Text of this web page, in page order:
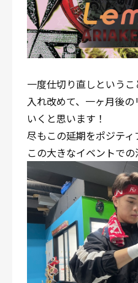
一度仕切り直しという
入れ改めて、一ヶ月後
いくと思います！
尽もこの延期をポジテ
この大きなイベントで